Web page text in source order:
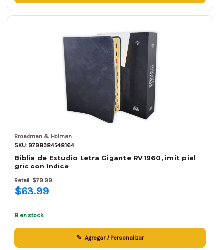
Broadman & Holman
SKU: 9798384548164
Biblia de Estudio Letra Gigante RV1960, imit piel
gris con índice
Retail: $79.99
$63.99
8 en stock
Agregar / Personalizar